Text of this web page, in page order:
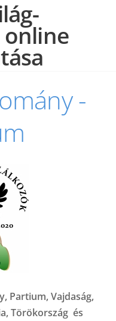
-
Partium, Vajdaság,
Törökország és